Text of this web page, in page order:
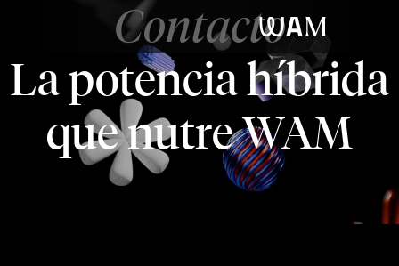
Contacto
La potencia híbrida
que nutre WAM